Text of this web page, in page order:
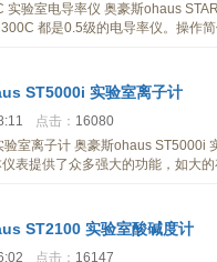
实验室电导率仪 奥豪斯ohaus
都是0.5级的电导率仪。操作
ST5000i 实验室离子计
点击： 16080
室离子计 奥豪斯ohaus ST5000i
表提供了众多强大的功能，如大
ST2100 实验室酸碱度计
点击： 16147